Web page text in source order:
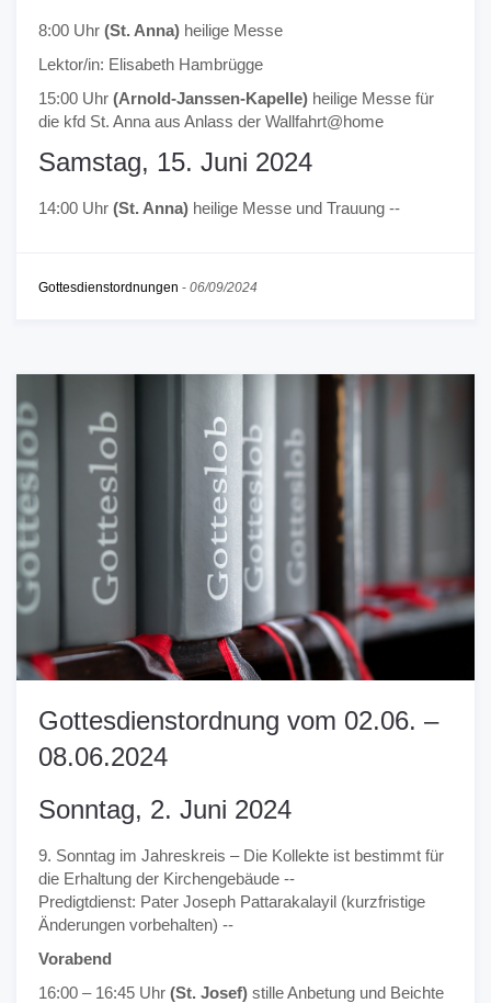
8:00 Uhr (St. Anna) heilige Messe
Lektor/in: Elisabeth Hambrügge
15:00 Uhr (Arnold-Janssen-Kapelle) heilige Messe für
die kfd St. Anna aus Anlass der Wallfahrt@home
Samstag, 15. Juni 2024
14:00 Uhr (St. Anna) heilige Messe und Trauung --
Gottesdienstordnungen - 06/09/2024
Gottesdienstordnung vom 02.06. –
08.06.2024
Sonntag, 2. Juni 2024
9. Sonntag im Jahreskreis – Die Kollekte ist bestimmt für
die Erhaltung der Kirchengebäude --
Predigtdienst: Pater Joseph Pattarakalayil (kurzfristige
Änderungen vorbehalten) --
Vorabend
16:00 – 16:45 Uhr (St. Josef) stille Anbetung und Beichte